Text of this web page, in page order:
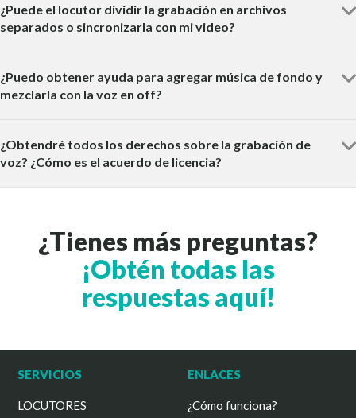
¿Puede el locutor dividir la grabación en archivos
separados o sincronizarla con mi video?
¿Puedo obtener ayuda para agregar música de fondo y
mezclarla con la voz en off?
¿Obtendré todos los derechos sobre la grabación de
voz? ¿Cómo es el acuerdo de licencia?
¿Tienes más preguntas?
¡Obtén todas las
respuestas aquí!
SERVICIOS
LOCUTORES
ENLACES
¿Cómo funciona?